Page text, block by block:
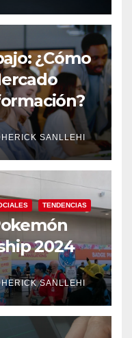
¿Cómo
SANLLEHI
TENDENCIAS
2024
SANLLEHI